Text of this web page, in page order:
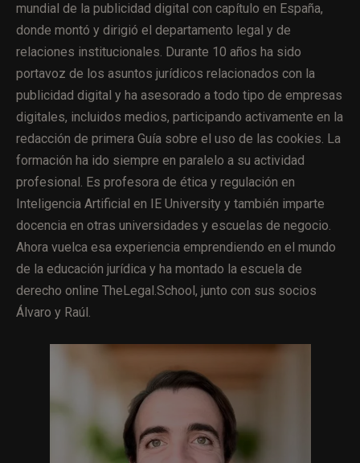
mundial de la publicidad digital con capítulo en España,
donde montó y dirigió el departamento legal y de
relaciones institucionales. Durante 10 años ha sido
portavoz de los asuntos jurídicos relacionados con la
publicidad digital y ha asesorado a todo tipo de empresas
digitales, incluidos medios, participando activamente en la
redacción de primera Guía sobre el uso de las cookies. La
formación ha ido siempre en paralelo a su actividad
profesional. Es profesora de ética y regulación en
Inteligencia Artificial en IE University y también imparte
docencia en otras universidades y escuelas de negocio.
Ahora vuelca esa experiencia emprendiendo en el mundo
de la educación jurídica y ha montado la escuela de
derecho online TheLegal.School, junto con sus socios
Álvaro y Raúl.